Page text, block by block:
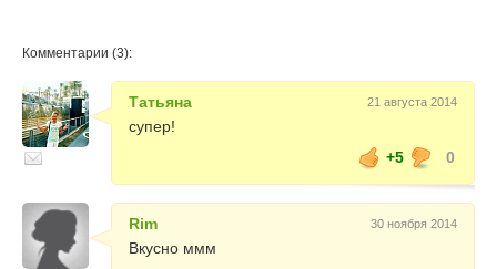
Комментарии (3):
Татьяна 21 августа 2014
супер!
+5
0
Rim 30 ноября 2014
Вкусно ммм